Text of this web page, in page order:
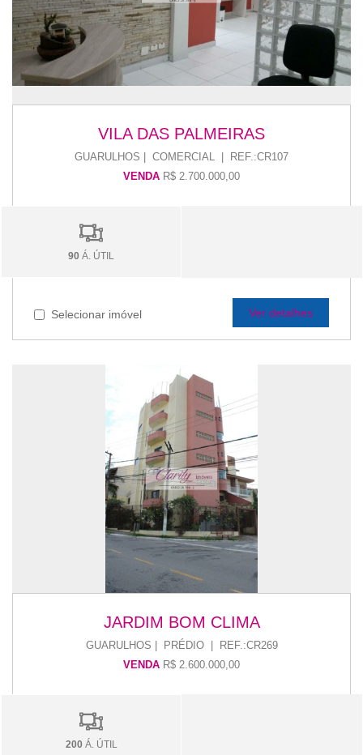
VILA DAS PALMEIRAS
GUARULHOS | COMERCIAL | REF.:CR107
VENDA R$ 2.700.000,00
90 Á. ÚTIL
Selecionar imóvel Ver detalhes
JARDIM BOM CLIMA
GUARULHOS | PRÉDIO | REF.:CR269
VENDA R$ 2.600.000,00
200 Á. ÚTIL